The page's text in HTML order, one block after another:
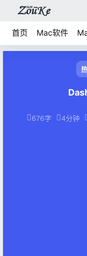
首页 Mac软件
676字 4分钟